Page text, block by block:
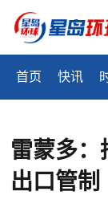
首页 快讯
雷蒙多：
出口管制